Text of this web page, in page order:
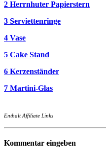
2 Herrnhuter Papierstern
3 Serviettenringe
4 Vase
5 Cake Stand
6 Kerzenständer
7 Martini-Glas
Enthält Affiliate Links
Kommentar eingeben